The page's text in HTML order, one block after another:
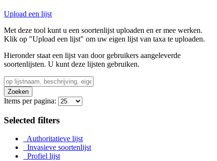
Upload een lijst
Met deze tool kunt u een soortenlijst uploaden en er mee werken.
Klik op "Upload een lijst" om uw eigen lijst van taxa te uploaden.
Hieronder staat een lijst van door gebruikers aangeleverde
soortenlijsten. U kunt deze lijsten gebruiken.
Zoeken
Items per pagina:
Selected filters
Authoritatieve lijst
Invasieve soortenlijst
Profiel lijst